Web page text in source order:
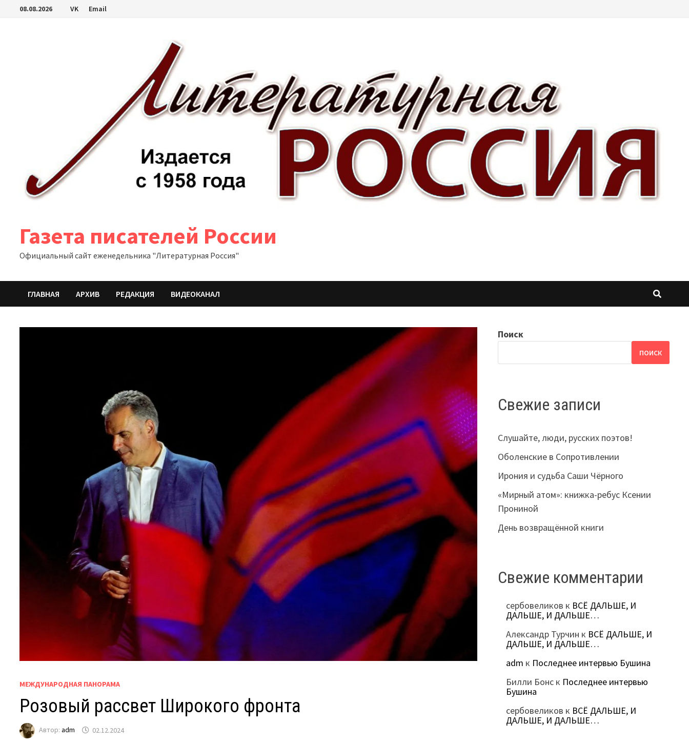
Перейти08.08.2026 VK Email
Газета писателей России
Официальный сайт еженедельника "Литературная Россия"
ГЛАВНАЯ АРХИВ РЕДАКЦИЯ ВИДЕОКАНАЛ
МЕЖДУНАРОДНАЯ ПАНОРАМА
Розовый рассвет Широкого фронта
Автор:adm 02.12.2024
Поиск
ПОИСК
Свежие записи
Слушайте, люди, русских поэтов!
Оболенские в Сопротивлении
Ирония и судьба Саши Чёрного
«Мирный атом»: книжка-ребус Ксении
Прониной
День возвращённой книги
Свежие комментарии
сербовеликов к ВСЁ ДАЛЬШЕ, И
ДАЛЬШЕ, И ДАЛЬШЕ…
Александр Турчин к ВСЁ ДАЛЬШЕ, И
ДАЛЬШЕ, И ДАЛЬШЕ…
adm к Последнее интервью Бушина
Билли Бонск Последнее интервью
Бушина
сербовеликов к ВСЁ ДАЛЬШЕ, И
ДАЛЬШЕ, И ДАЛЬШЕ…